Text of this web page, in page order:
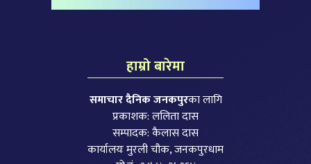
हाम्रो बारेमा
समाचार दैनिक जनकपुरका लागि
प्रकाशक: ललिता दास
सम्पादक: कैलास दास
कार्यालयः मुरली चौक, जनकपुरधाम